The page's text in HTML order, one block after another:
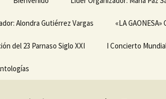
Conóceme a través de…
Mis Creaciones
Alondra Gutiérrez Vargas «LA
del 23 Parnaso Siglo XXI
EN LA SENDA
–
I Concierto